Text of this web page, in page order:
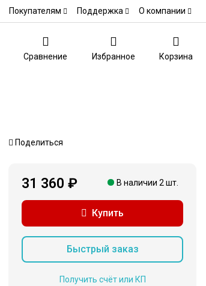
Покупателям Поддержка О компании
Сравнение Избранное Корзина
Поделиться
31 360 ₽ В наличии 2 шт.
Купить
Быстрый заказ
Получить счёт или КП